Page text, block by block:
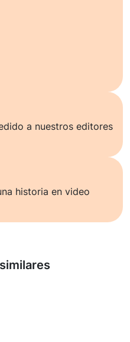
a nuestros editores
historia en video
más